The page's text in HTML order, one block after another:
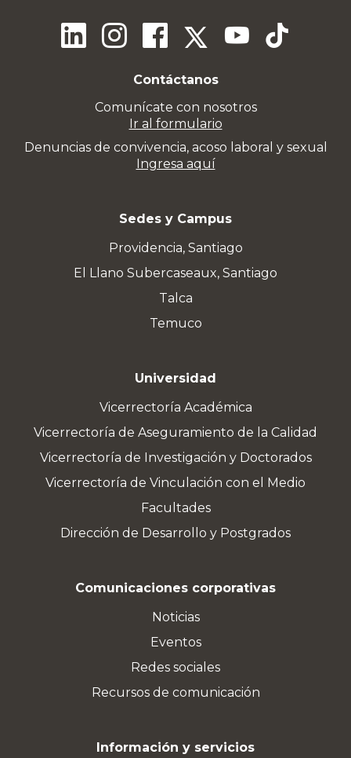
Contáctanos
Comunícate con nosotros
Ir al formulario
Denuncias de convivencia, acoso laboral y sexual
Ingresa aquí
Sedes y Campus
Providencia, Santiago
El Llano Subercaseaux, Santiago
Talca
Temuco
Universidad
Vicerrectoría Académica
Vicerrectoría de Aseguramiento de la Calidad
Vicerrectoría de Investigación y Doctorados
Vicerrectoría de Vinculación con el Medio
Facultades
Dirección de Desarrollo y Postgrados
Comunicaciones corporativas
Noticias
Eventos
Redes sociales
Recursos de comunicación
Información y servicios